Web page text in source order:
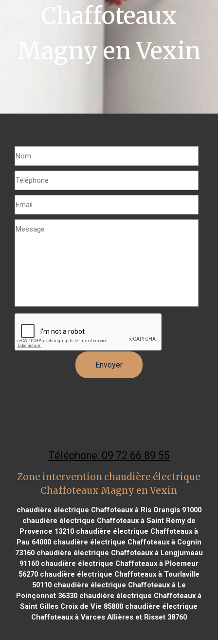
Chaffoteaux
Magny en Vexin
Téléphone: 09 72 66 89 55
Zone intervention chaudière électrique
Chaffoteaux Magny en Vexin
chaudière électrique Chaffoteaux à Ris Orangis 91000
chaudière électrique Chaffoteaux à Saint Rémy de
Provence 13210 chaudière électrique Chaffoteaux à
Pau 64000chaudière électrique Chaffoteaux à Cognin
73160chaudière électrique Chaffoteaux à Longjumeau
91160chaudière électrique Chaffoteaux à Ploemeur
56270chaudière électrique Chaffoteaux à Tourlaville
50110chaudière électrique Chaffoteaux à Le
Poinçonnet 36330 chaudière électrique Chaffoteaux à
Saint Gilles Croix de Vie 85800 chaudière électrique
Chaffoteaux à Varces Allières et Risset 38760